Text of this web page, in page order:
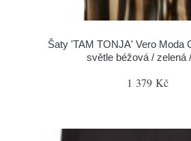
Šaty 'TAM TONJA' Vero Moda
světle béžová / zelená
1 379 Kč